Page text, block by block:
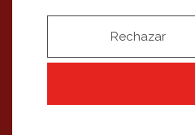
RechazarBLOG